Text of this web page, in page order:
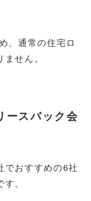
、通常の住宅ロ
せん。
ースバック会
でおすすめの6社
。